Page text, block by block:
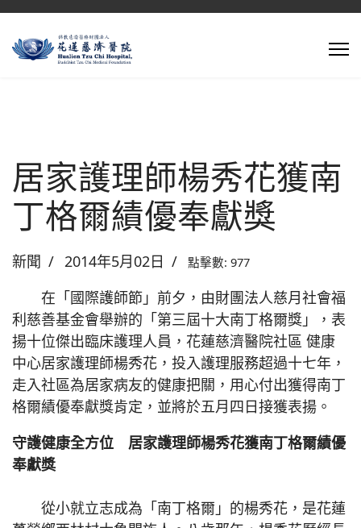
居家護理師楊秀花獲南
丁格爾績優奉獻獎
新聞 2014年5月02日 點擊數: 977
在「國際護師節」前夕，由財團法人慈月社會福
利慈善基金會舉辦的「第三屆十大南丁格爾獎」，表
揚十位傑出臨床護理人員，花蓮慈濟醫院社區 健康
中心居家護理師楊秀花，投入護理服務超過十七年，
走入社區為居家病友的健康把關，用心付出獲得南丁
格爾績優奉獻獎肯定，並將於五月四日接獲表揚。
守護健康全方位 居家護理師楊秀花獲南丁格爾績優
奉獻獎
從小就立志成為「南丁格爾」的楊秀花，是花蓮